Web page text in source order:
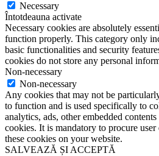
Necessary
Întotdeauna activate
Necessary cookies are absolutely
function properly. This category only
basic functionalities and security
cookies do not store any personal
Non-necessary
Non-necessary
Any cookies that may not be
to function and is used specifically to
analytics, ads, other embedded
cookies. It is mandatory to procure
these cookies on your website.
SALVEAZĂ ȘI ACCEPTĂ